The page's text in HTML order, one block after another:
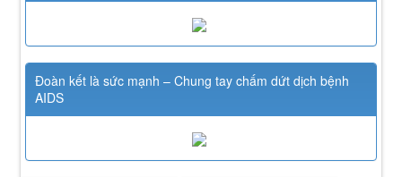
Đoàn kết là sức mạnh – Chung tay chấm dứt dịch bệnh
AIDS